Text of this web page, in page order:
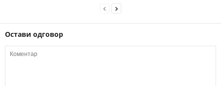
Остави одговор